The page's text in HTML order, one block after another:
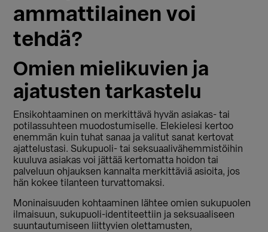
ammattilainen voi
tehdä?
Omien mielikuvien ja
ajatusten tarkastelu
Ensikohtaaminen on merkittävä hyvän asiakas- tai
potilassuhteen muodostumiselle. Elekielesi kertoo
enemmän kuin tuhat sanaa ja valitut sanat kertovat
ajattelustasi. Sukupuoli- tai seksuaalivähemmistöihin
kuuluva asiakas voi jättää kertomatta hoidon tai
palveluun ohjauksen kannalta merkittäviä asioita, jos
hän kokee tilanteen turvattomaksi.
Moninaisuuden kohtaaminen lähtee omien sukupuolen
ilmaisuun, sukupuoli-identiteettiin ja seksuaaliseen
suuntautumiseen liittyvien olettamusten,